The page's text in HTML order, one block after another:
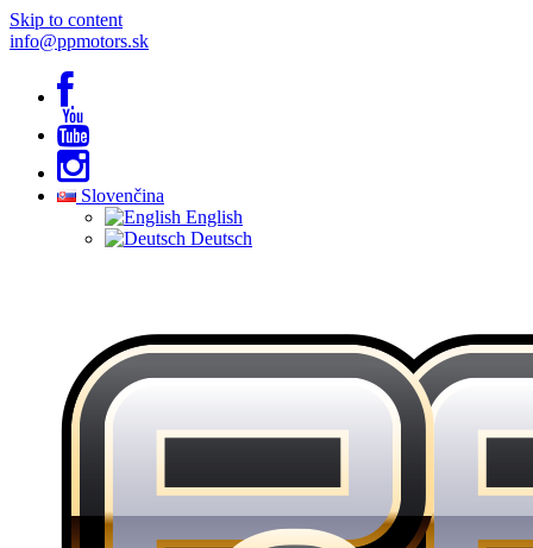
Skip to content
info@ppmotors.sk
Slovenčina
English
Deutsch